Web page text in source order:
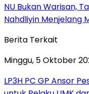
NU Bukan Warisan,
Nahdliyin Menjelang
Berita Terkait
Minggu, 5 Oktober
LP3H PC GP Ansor